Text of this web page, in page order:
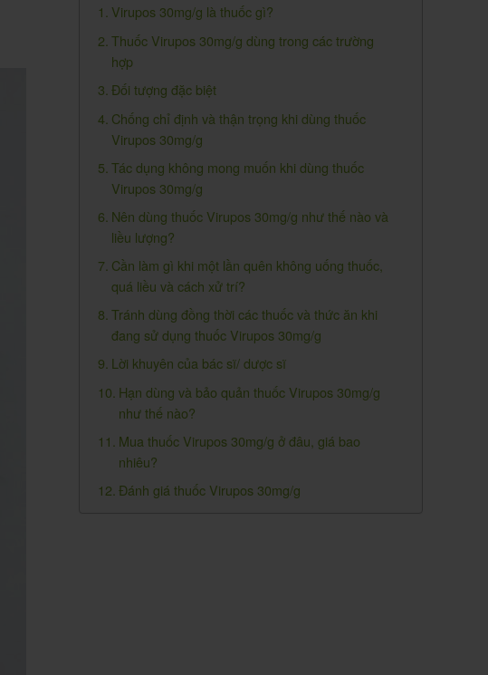
Virupos 30mg/g là thuốc gì?
Thuốc Virupos 30mg/g dùng trong các trường
hợp
Đối tượng đặc biệt
Chống chỉ định và thận trọng khi dùng thuốc
Virupos 30mg/g
Tác dụng không mong muốn khi dùng thuốc
Virupos 30mg/g
Nên dùng thuốc Virupos 30mg/g như thế nào và
liều lượng?
Cần làm gì khi một lần quên không uống thuốc,
quá liều và cách xử trí?
Tránh dùng đồng thời các thuốc và thức ăn khi
đang sử dụng thuốc Virupos 30mg/g
Lời khuyên của bác sĩ/ dược sĩ
Hạn dùng và bảo quản thuốc Virupos 30mg/g
như thế nào?
Mua thuốc Virupos 30mg/g ở đâu, giá bao
nhiêu?
Đánh giá thuốc Virupos 30mg/g